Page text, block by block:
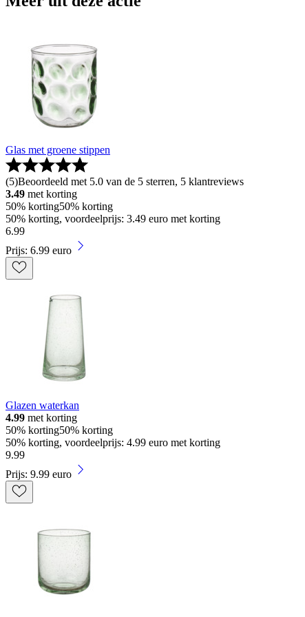
Glas met groene stippen
(5)Beoordeeld met 5.0 van de 5 sterren, 5 klantreviews
3.49 met korting
50% korting50% korting
50% korting, voordeelprijs: 3.49 euro met korting
6.99
Prijs: 6.99 euro
Glazen waterkan
4.99 met korting
50% korting50% korting
50% korting, voordeelprijs: 4.99 euro met korting
9.99
Prijs: 9.99 euro